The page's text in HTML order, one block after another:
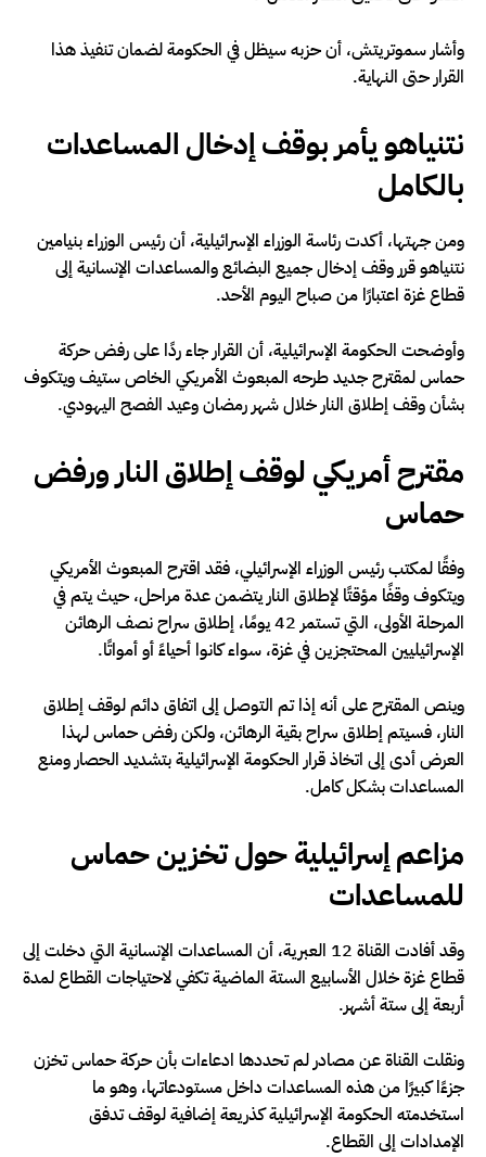
وأشار سموتريتش، أن حزبه سيظل في الحكومة لضمان تنفيذ هذا
القرار حتى النهاية.
نتنياهو يأمر بوقف إدخال المساعدات
بالكامل
ومن جهتها، أكدت رئاسة الوزراء الإسرائيلية، أن رئيس الوزراء بنيامين
نتنياهو قرر وقف إدخال جميع البضائع والمساعدات الإنسانية إلى
قطاع غزة اعتبارًا من صباح اليوم الأحد.
وأوضحت الحكومة الإسرائيلية، أن القرار جاء ردًا على رفض حركة
حماس لمقترح جديد طرحه المبعوث الأمريكي الخاص ستيف ويتكوف
بشأن وقف إطلاق النار خلال شهر رمضان وعيد الفصح اليهودي.
مقترح أمريكي لوقف إطلاق النار ورفض
حماس
وفقًا لمكتب رئيس الوزراء الإسرائيلي، فقد اقترح المبعوث الأمريكي
ويتكوف وقفًا مؤقتًا لإطلاق النار يتضمن عدة مراحل، حيث يتم في
المرحلة الأولى، التي تستمر 42 يومًا، إطلاق سراح نصف الرهائن
الإسرائيليين المحتجزين في غزة، سواء كانوا أحياءً أو أمواتًا.
وينص المقترح على أنه إذا تم التوصل إلى اتفاق دائم لوقف إطلاق
النار، فسيتم إطلاق سراح بقية الرهائن، ولكن رفض حماس لهذا
العرض أدى إلى اتخاذ قرار الحكومة الإسرائيلية بتشديد الحصار ومنع
المساعدات بشكل كامل.
مزاعم إسرائيلية حول تخزين حماس
للمساعدات
وقد أفادت القناة 12 العبرية، أن المساعدات الإنسانية التي دخلت إلى
قطاع غزة خلال الأسابيع الستة الماضية تكفي لاحتياجات القطاع لمدة
أربعة إلى ستة أشهر.
ونقلت القناة عن مصادر لم تحددها ادعاءات بأن حركة حماس تخزن
جزءًا كبيرًا من هذه المساعدات داخل مستودعاتها، وهو ما
استخدمته الحكومة الإسرائيلية كذريعة إضافية لوقف تدفق
الإمدادات إلى القطاع.